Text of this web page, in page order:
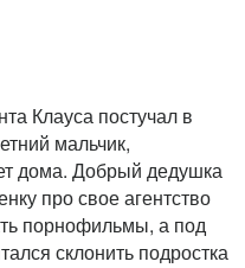
Клауса постучал в
мальчик,
дома. Добрый дедушка
про свое агентство
порнофильмы, а под
склонить подростка